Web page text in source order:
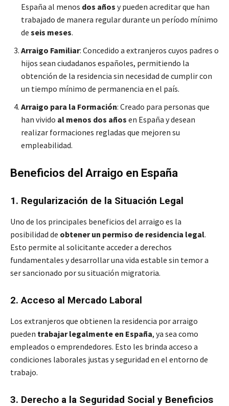
España al menos dos años y pueden acreditar que han
trabajado de manera regular durante un período mínimo
de seis meses.
Arraigo Familiar: Concedido a extranjeros cuyos padres o
hijos sean ciudadanos españoles, permitiendo la
obtención de la residencia sin necesidad de cumplir con
un tiempo mínimo de permanencia en el país.
Arraigo para la Formación: Creado para personas que
han vivido al menos dos años en España y desean
realizar formaciones regladas que mejoren su
empleabilidad.
Beneficios del Arraigo en España
1. Regularización de la Situación Legal
Uno de los principales beneficios del arraigo es la
posibilidad de obtener un permiso de residencia legal.
Esto permite al solicitante acceder a derechos
fundamentales y desarrollar una vida estable sin temor a
ser sancionado por su situación migratoria.
2. Acceso al Mercado Laboral
Los extranjeros que obtienen la residencia por arraigo
pueden trabajar legalmente en España, ya sea como
empleados o emprendedores. Esto les brinda acceso a
condiciones laborales justas y seguridad en el entorno de
trabajo.
3. Derecho a la Seguridad Social y Beneficios